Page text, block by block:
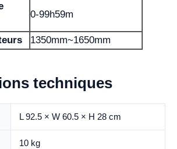
0-99h59m
1350mm~1650mm
techniques
L 92.5 × W 60.5 × H 28 cm
10 kg